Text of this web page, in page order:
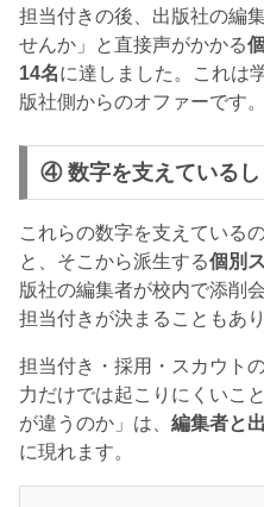
担当付きの後、出版社の編
せんか」と直接声がかかる
14名に達しました。これは
版社側からのオファーです。
④ 数字を支えているし
これらの数字を支えている
と、そこから派生する個別
版社の編集者が校内で添削
担当付きが決まることもあり
担当付き・採用・スカウト
力だけでは起こりにくいこ
が違うのか」は、 編集者と
に現れます。